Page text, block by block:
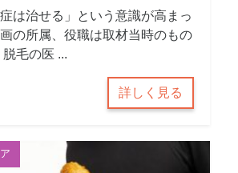
症は治せる」という意識が高まっ
の所属、役職は取材当時のもの
毛の医 ...
詳しく見る